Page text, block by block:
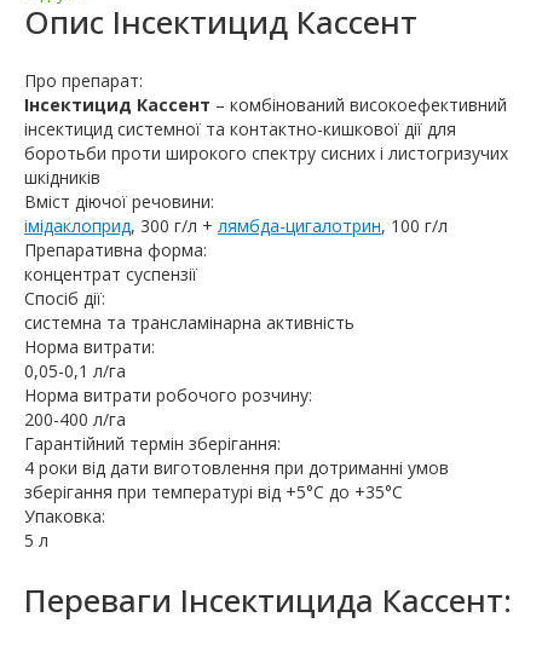
Опис Інсектицид Кассент
Про препарат:
Інсектицид Кассент – комбінований високоефективний
інсектицид системної та контактно-кишкової дії для
боротьби проти широкого спектру сисних і листогризучих
шкідників
Вміст діючої речовини:
імідаклоприд, 300 г/л + лямбда-цигалотрин, 100 г/л
Препаративна форма:
концентрат суспензії
Спосіб дії:
системна та трансламінарна активність
Норма витрати:
0,05-0,1 л/га
Норма витрати робочого розчину:
200-400 л/га
Гарантійний термін зберігання:
4 роки від дати виготовлення при дотриманні умов
зберігання при температурі від +5°С до +35°С
Упаковка:
5 л
Переваги Інсектицида Кассент: